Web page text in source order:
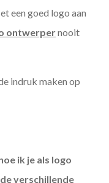
een goed logo aan
ontwerpernooit
indruk maken op
ik je als logo
verschillende